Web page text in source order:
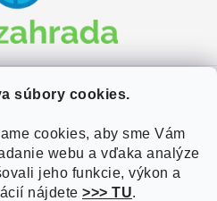
súbory cookies.
cookies, aby sme Vám
webu a vďaka analýze
jeho funkcie, výkon a
nájdete >>> TU.